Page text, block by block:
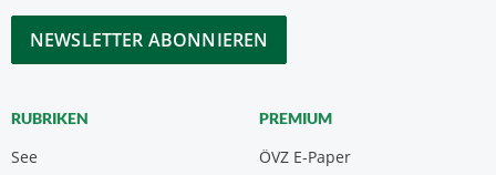
*
CAPTCHA
RUBRIKEN
See
PREMIUM
ÖVZ E-Paper